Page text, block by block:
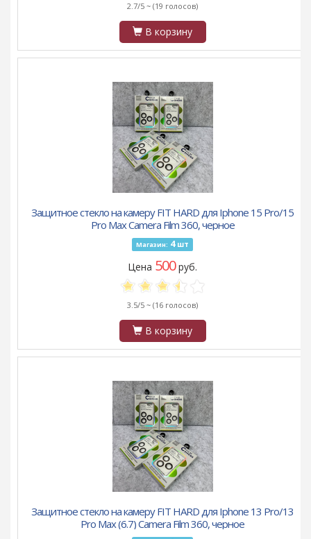
2.7/5 ~ (19 голосов)
В корзину
Защитное стекло на камеру FIT HARD для Iphone 15 Pro/15
Pro Max Camera Film 360, черное
Магазин: 4шт
Цена 500руб.
3.5/5 ~ (16 голосов)
В корзину
Защитное стекло на камеру FIT HARD для Iphone 13 Pro/13
Pro Max (6.7) Camera Film 360, черное